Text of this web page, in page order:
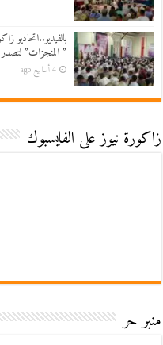
بالفيديو..اتحاديو
” المنجزات” لتصدر
4 أسابيع ago
زاكورة نيوز على الفايسبوك
منبر حر